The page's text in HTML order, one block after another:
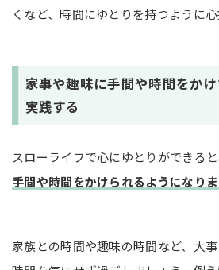
くなど、時間にゆとりを持つように心
家事や趣味に手間や時間をか
実践する
スローライフで心にゆとりができると
手間や時間をかけられるようになり
家族との時間や趣味の時間など、大